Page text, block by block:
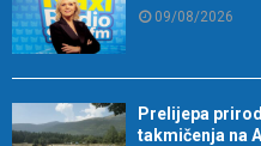
09/08/2026
Prelijepa
takmičenja na